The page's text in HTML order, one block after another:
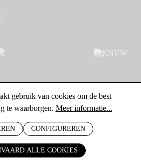
gebruik van cookies om de best
te waarborgen. Meer informatie...
CONFIGUREREN
ALLE COOKIES